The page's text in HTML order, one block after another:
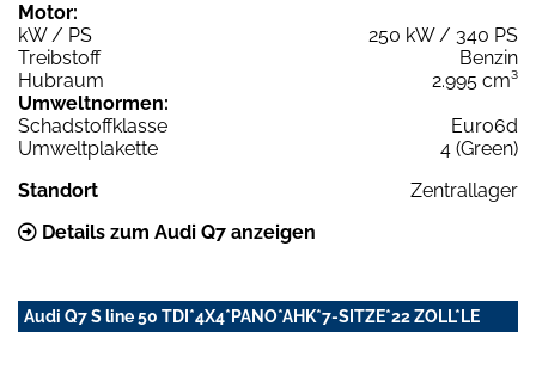
Motor:
kW / PS
250 kW / 340 PS
Treibstoff
Benzin
Hubraum
2.995 cm³
Umweltnormen:
Schadstoffklasse
Euro6d
Umweltplakette
4 (Green)
Standort
Zentrallager
Details zum Audi Q7 anzeigen
Audi Q7 S line 50 TDI*4X4*PANO*AHK*7-SITZE*22 ZOLL*LE